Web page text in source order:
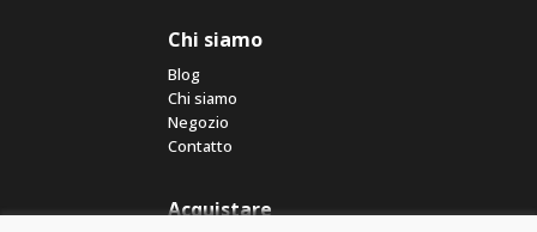
Chi siamo
Blog
Chi siamo
Negozio
Contatto
Acquistare